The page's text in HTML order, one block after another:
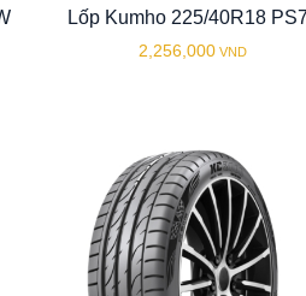
Lốp Kumho 225/40R18
2,256,000 VND